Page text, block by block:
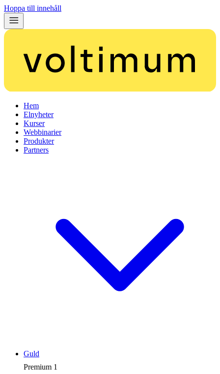
Hoppa till innehåll
Hem
Elnyheter
Kurser
Webbinarier
Produkter
Partners
Premium 1
Guld